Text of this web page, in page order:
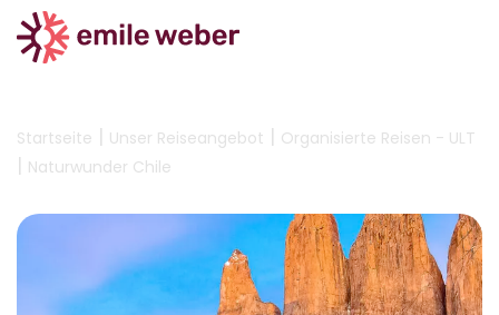
Startseite | Unser Reiseangebot | Organisierte Reisen - ULT
| Naturwunder Chile